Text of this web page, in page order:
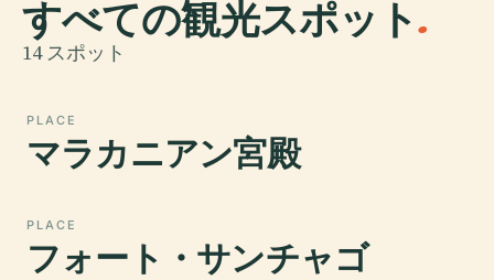
すべての観光スポット.
14 スポット
PLACE
マラカニアン宮殿
PLACE
フォート・サンチャゴ